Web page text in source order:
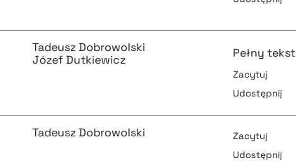
pobierz cytat
pobierz cytat
pobierz cytat
Tadeusz Dobrowolski
Józef Dutkiewicz
Pełny tekst
Zacytuj
Udostępnij
Tadeusz Dobrowolski
Zacytuj
Udostępnij